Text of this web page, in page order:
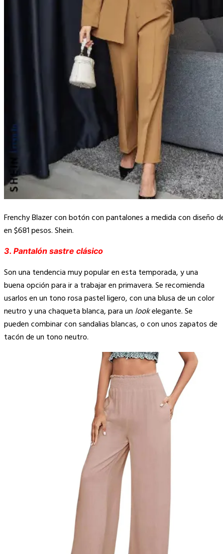
Frenchy Blazer con botón con pantalones a medida con diseño
en $681 pesos. Shein.
3. Pantalón sastre clásico
Son una tendencia muy popular en esta temporada, y una
buena opción para ir a trabajar en primavera. Se recomienda
usarlos en un tono rosa pastel ligero, con una blusa de un color
neutro y una chaqueta blanca, para un lookelegante. Se
pueden combinar con sandalias blancas, o con unos zapatos de
tacón de un tono neutro.